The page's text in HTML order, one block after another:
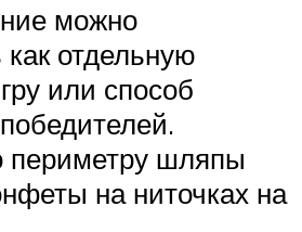
можно
как отдельную
или способ
периметру шляпы
на ниточках на